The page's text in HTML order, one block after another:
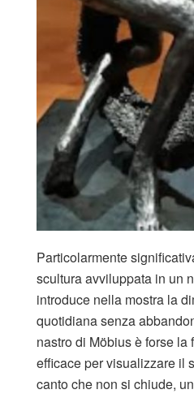
Particolarmente
scultura avviluppata in un
introduce nella mostra la
quotidiana senza
nastro di Möbius è forse la
efficace per visualizzare il
canto che non si chiude,